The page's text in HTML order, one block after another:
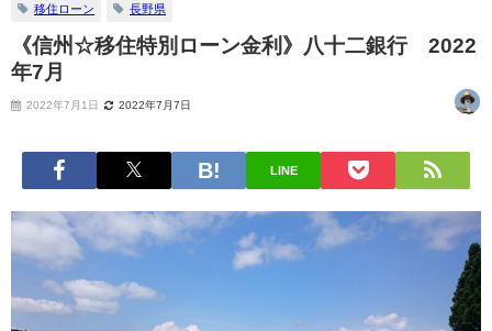
移住ローン 長野県
《信州☆移住特別ローン金利》八十二銀行 2022
年7月
2022年7月1日 2022年7月7日
LINE